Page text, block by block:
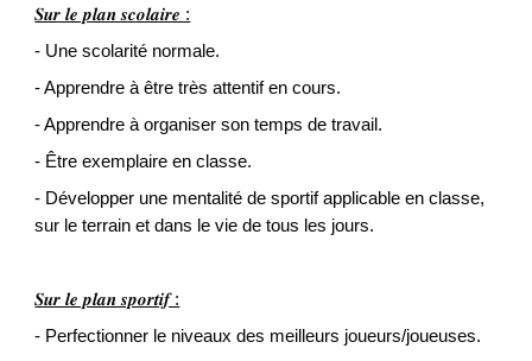
𝑺𝒖𝒓 𝒍𝒆 𝒑𝒍𝒂𝒏 𝒔𝒄𝒐𝒍𝒂𝒊𝒓𝒆 :
- Une scolarité normale.
- Apprendre à être très attentif en cours.
- Apprendre à organiser son temps de travail.
- Être exemplaire en classe.
- Développer une mentalité de sportif applicable en classe,
sur le terrain et dans le vie de tous les jours.
𝑺𝒖𝒓 𝒍𝒆 𝒑𝒍𝒂𝒏 𝒔𝒑𝒐𝒓𝒕𝒊𝒇 :
- Perfectionner le niveaux des meilleurs joueurs/joueuses.